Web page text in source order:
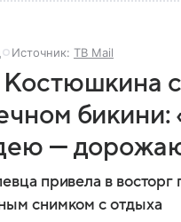
Источник: ТВ Mail
бикини:
—
привела в восторг
снимком с отдыха